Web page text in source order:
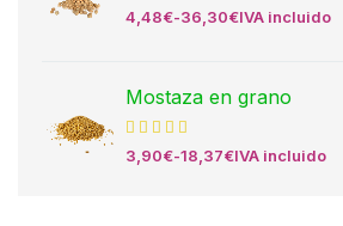
4,48€-36,30€IVA incluido
Mostaza en grano
3,90€-18,37€IVA incluido